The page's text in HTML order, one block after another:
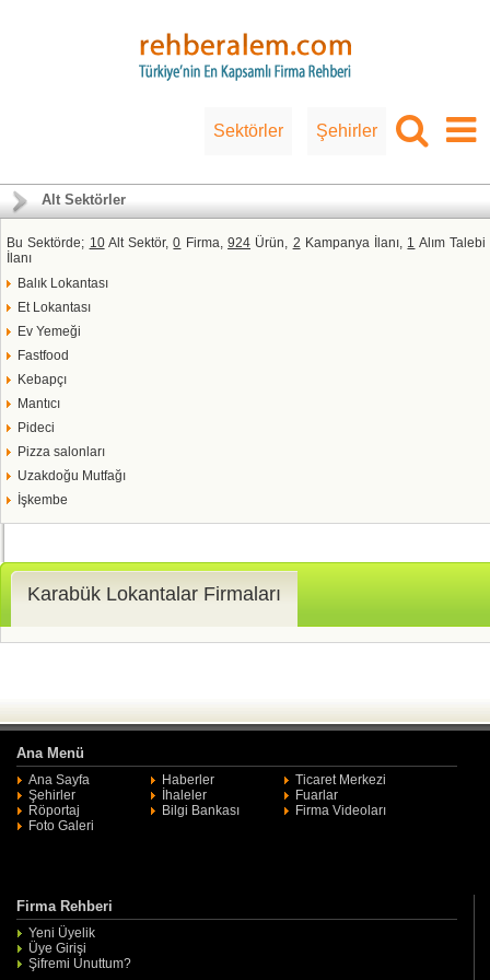
Sektörler Şehirler
Alt Sektörler
Bu Sektörde; 10Alt Sektör,0 Firma,924 Ürün, 2 Kampanya İlanı, 1 Alım Talebi
İlanı
Balık Lokantası
Et Lokantası
Ev Yemeği
Fastfood
Kebapçı
Mantıcı
Pideci
Pizza salonları
Uzakdoğu Mutfağı
İşkembe
Karabük Lokantalar Firmaları
Ana Menü
Ana Sayfa Haberler
Ticaret Merkezi
Şehirler
İhaleler
Fuarlar
Röportaj
Bilgi Bankası
Firma Videoları
Foto Galeri
Firma Rehberi
Yeni Üyelik
Üye Girişi
Şifremi Unuttum?